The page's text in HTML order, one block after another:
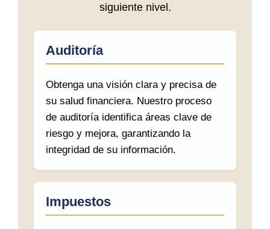
siguiente nivel.
Auditoría
Obtenga una visión clara y precisa de
su salud financiera. Nuestro proceso
de auditoría identifica áreas clave de
riesgo y mejora, garantizando la
integridad de su información.
Impuestos